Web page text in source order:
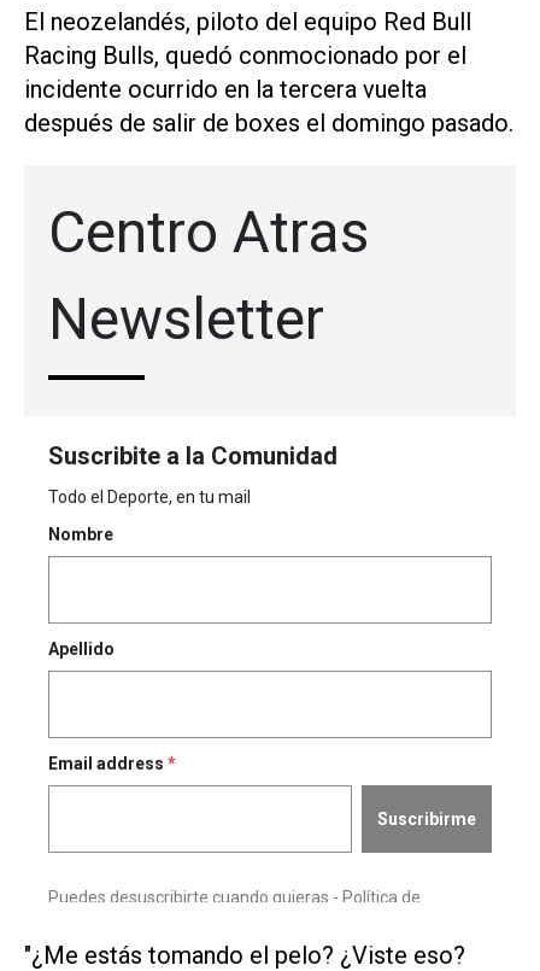
El neozelandés, piloto del equipo Red Bull
Racing Bulls, quedó conmocionado por el
incidente ocurrido en la tercera vuelta
después de salir de boxes el domingo pasado.
"¿Me estás tomando el pelo? ¿Viste eso?